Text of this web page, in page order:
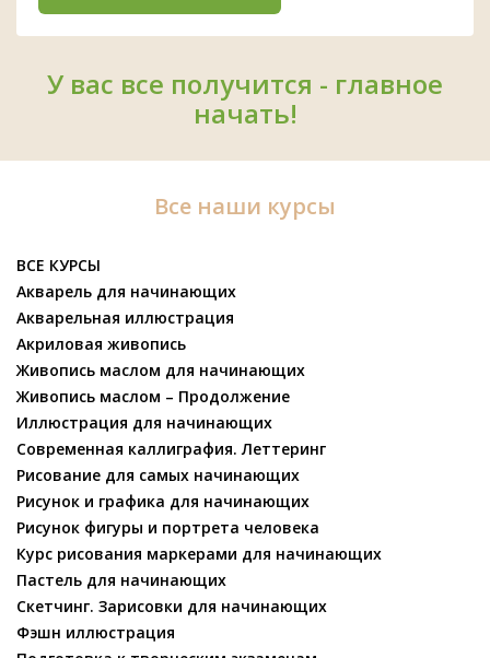
У вас все получится - главное
начать!
Все наши курсы
ВСЕ КУРСЫ
Акварель для начинающих
Акварельная иллюстрация
Акриловая живопись
Живопись маслом для начинающих
Живопись маслом – Продолжение
Иллюстрация для начинающих
Современная каллиграфия. Леттеринг
Рисование для самых начинающих
Рисунок и графика для начинающих
Рисунок фигуры и портрета человека
Курс рисования маркерами для начинающих
Пастель для начинающих
Скетчинг. Зарисовки для начинающих
Фэшн иллюстрация